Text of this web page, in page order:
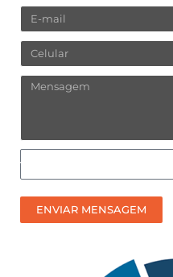
Email
Celular
Mensagem
Como
prefere
receber
nosso
ENVIAR MENSAGEM